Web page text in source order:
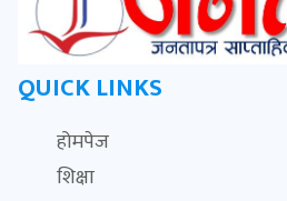
QUICK LINKS
होमपेज
शिक्षा